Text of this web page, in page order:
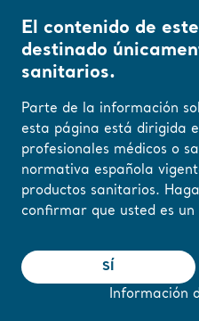
Cambie
idioma
Enterprise
La cama hospitalaria
El contenido de
destinado
sanitarios.
Parte de la información
esta página está dirigida
profesionales médicos o
normativa española
productos sanitarios.
confirmar que usted es
SÍ
Información